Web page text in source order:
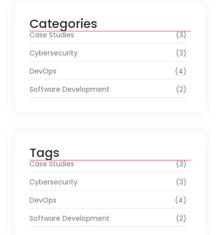
Categories
Case Studies
(3)
Cybersecurity
(3)
DevOps
(4)
Software Development
(2)
Tags
Case Studies
(3)
Cybersecurity
(3)
DevOps
(4)
Software Development
(2)